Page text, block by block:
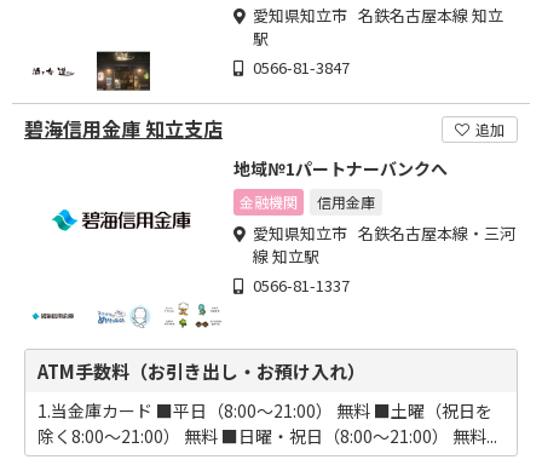
愛知県知立市 名鉄名古屋本線 知立
駅
0566-81-3847
碧海信用金庫 知立支店 追加
地域№1パートナーバンクへ
金融機関 信用金庫
愛知県知立市 名鉄名古屋本線・三河
線 知立駅
0566-81-1337
ATM手数料（お引き出し・お預け入れ）
1.当金庫カード ■平日（8:00～21:00） 無料 ■土曜（祝日を
除く8:00～21:00） 無料 ■日曜・祝日（8:00～21:00） 無料...